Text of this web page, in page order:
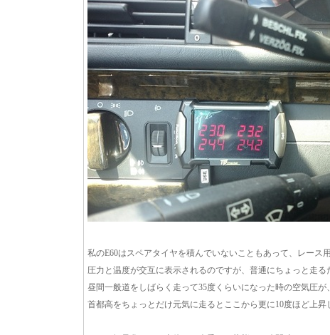
私のE60はスペアタイヤを積んでいないこともあって、レース
圧力と温度が交互に表示されるのですが、普通にちょっと走る
昼間一般道をしばらく走って35度くらいになった時の空気圧が
首都高をちょっとだけ元気に走るとここから更に10度ほど上昇